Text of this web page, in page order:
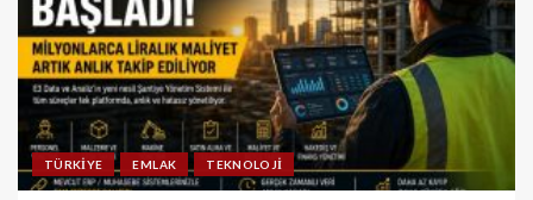
TÜRKIYE EMLAK TEKNOLOJI